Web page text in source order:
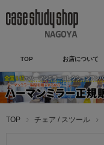
TOP お店について
TOP チェア / スツール